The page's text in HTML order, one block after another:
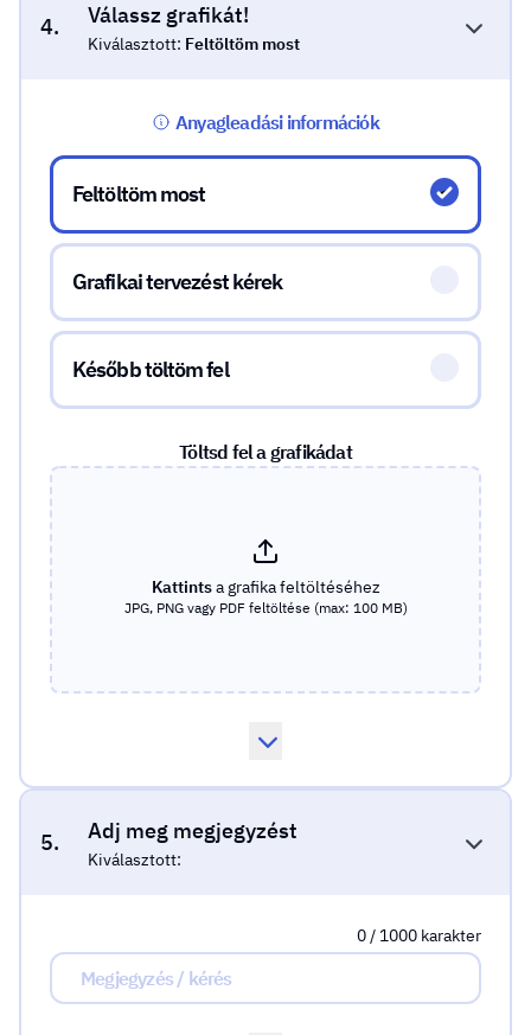
4. Válassz grafikát!
Kiválasztott: Feltöltöm most
Anyagleadási információk
Válassz grafikát!
Feltöltöm most
Grafikai tervezést kérek
Később töltöm fel
Töltsd fel a grafikádat
Kattintsa grafika feltöltéséhez
JPG, PNG vagy PDF feltöltése (max: 100 MB)
5. Adj meg megjegyzést
Kiválasztott:
0 / 1000 karakter